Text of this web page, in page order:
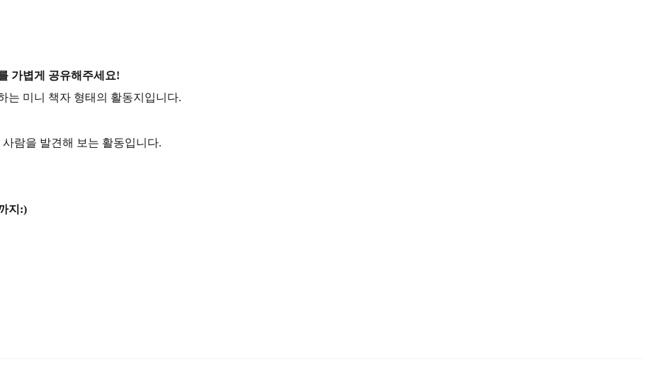
가볍게 공유해주세요!
는 미니 책자 형태의 활동지입니다.
람을 발견해 보는 활동입니다.
지:)